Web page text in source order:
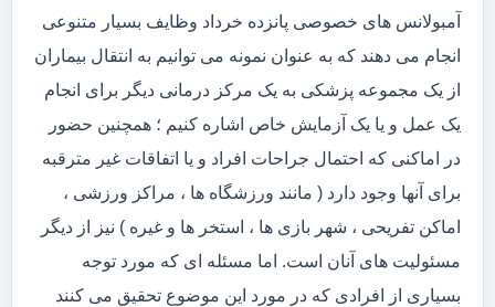
آمبولانس های خصوصی پانزده خرداد وظایف بسیار متنوعی
انجام می دهند که به عنوان نمونه می توانیم به انتقال بیماران
از یک مجموعه پزشکی به یک مرکز درمانی دیگر برای انجام
یک عمل و یا یک آزمایش خاص اشاره کنیم ؛ همچنین حضور
در اماکنی که احتمال جراحات افراد و یا اتفاقات غیر مترقبه
برای آنها وجود دارد ( مانند ورزشگاه ها ، مراکز ورزشی ،
اماکن تفریحی ، شهر بازی ها ، استخر ها و غیره ) نیز از دیگر
مسئولیت های آنان است. اما مسئله ای که مورد توجه
بسیاری از افرادی که در مورد این موضوع تحقیق می کنند